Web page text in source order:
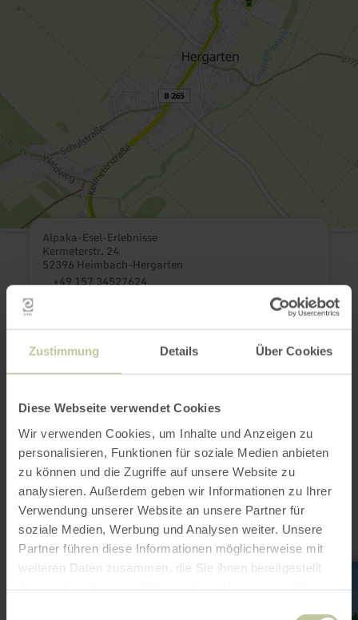
Zustimmung Details Über Cookies
Diese Webseite verwendet Cookies
Wir verwenden Cookies, um Inhalte und Anzeigen zu
personalisieren, Funktionen für soziale Medien anbieten
zu können und die Zugriffe auf unsere Website zu
analysieren. Außerdem geben wir Informationen zu Ihrer
Verwendung unserer Website an unsere Partner für
soziale Medien, Werbung und Analysen weiter. Unsere
Partner führen diese Informationen möglicherweise mit
weiteren Daten zusammen, die Sie ihnen bereitgestellt
Alpaka-Esel-Erlebnisse
Kermeterstr. 24
52396 Heimbach-Hergarten
+49 157 34527624
Show on map
This might also be
interesting
learn
about: